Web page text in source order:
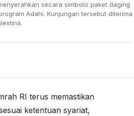
secara simbolis paket daging
Adahi. Kunjungan tersebut diterima
RI terus memastikan
ketentuan syariat,